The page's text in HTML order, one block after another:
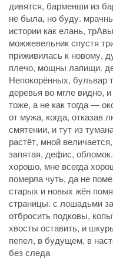
дивятся, барменши из
не была, но буду.
истории как елань,
можжевельник спустя
приживилась к новому,
плечо, мощны лапищи.
Непокорённых, бульвар
деревья во мгле видно,
тоже, а не как тогда —
от мужа, когда,
смятении, и тут из
растёт, мной
запятая, дефис,
хорошо, мне всегда
померла чуть, да не
старых и новых жён
страницы. с лошадьми
отбросить подковы,
хвосты оставить, и
пепел, в будущем, в
без следа